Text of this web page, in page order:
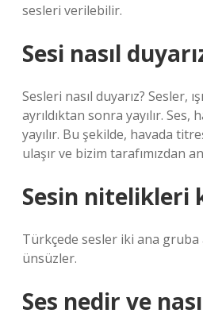
sesleri verilebilir.
Sesi nasıl
Sesleri nasıl duyarız? Sesler,
ayrıldıktan sonra yayılır. Ses,
yayılır. Bu şekilde, havada
ulaşır ve bizim tarafımızdan
Sesin nitelikleri
Türkçede sesler iki ana gruba
ünsüzler.
Ses nedir ve